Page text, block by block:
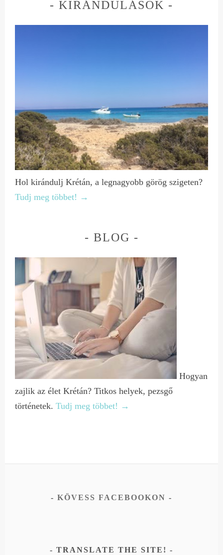
KIRÁNDULÁSOK
Hol kirándulj Krétán, a legnagyobb görög szigeten?
Tudj meg többet! →
BLOG
Hogyan
zajlik az élet Krétán? Titkos helyek, pezsgő
történetek. Tudj meg többet! →
KÖVESS FACEBOOKON
TRANSLATE THE SITE!